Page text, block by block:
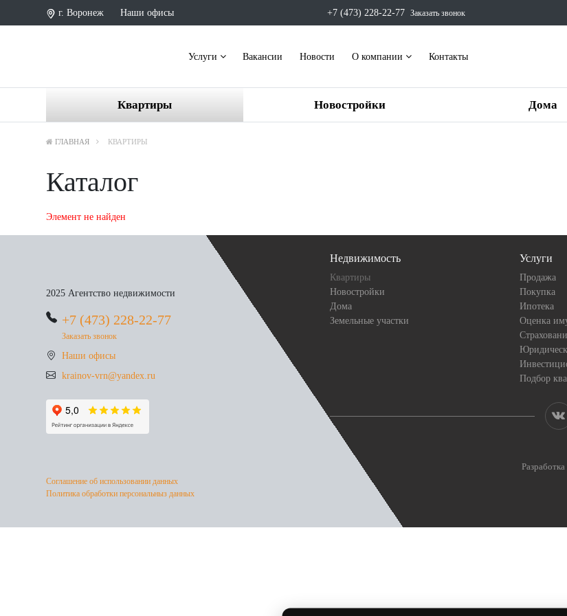
г. Воронеж Наши офисы +7 (473) 228-22-77 Заказать звонок
Услуги Вакансии Новости О компании Контакты
Квартиры Новостройки Дома
ГЛАВНАЯ КВАРТИРЫ
Каталог
Элемент не найден
2025 Агентство недвижимости
+7 (473) 228-22-77
Заказать звонок
Наши офисы
krainov-vrn@yandex.ru
Соглашение об использовании данных
Политика обработки персональныз данных
Недвижимость
Квартиры
Новостройки
Дома
Земельные участки
Услуги
Продажа
Покупка
Ипотека
Оценка
Подбор